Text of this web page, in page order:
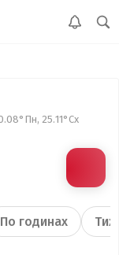
25.11°Сх
По годинах